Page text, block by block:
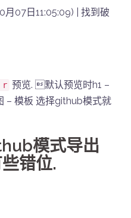
月07日11:05:09) | 找到破
r 预览. 默认预览时h1 –
– 模板 选择github模式就
模式导出
错位.